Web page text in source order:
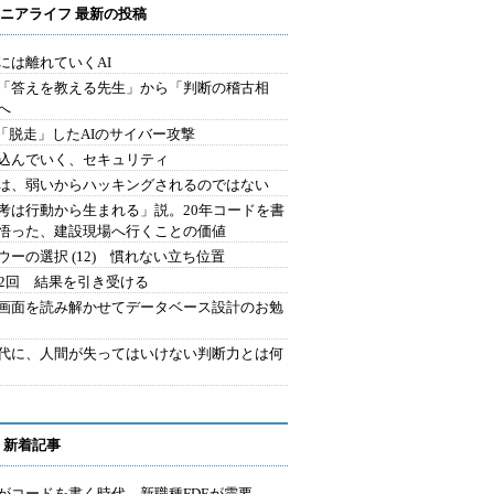
アライフ 最新の投稿
は離れていくAI
答えを教える先生」から「判断の稽古相
脱走」したAIのサイバー攻撃
んでいく、セキュリティ
、弱いからハッキングされるのではない
は行動から生まれる」説。20年コードを書
った、建設現場へ行くことの価値
ーの選択 (12) 慣れない立ち位置
回 結果を引き受ける
面を読み解かせてデータベース設計のお勉
に、人間が失ってはいけない判断力とは何
新着記事